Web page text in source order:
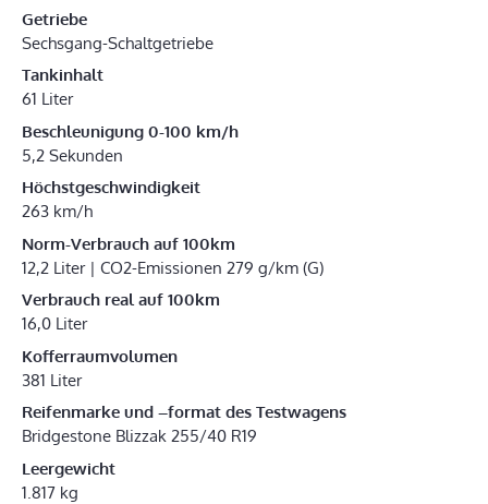
Getriebe
Sechsgang-Schaltgetriebe
Tankinhalt
61 Liter
Beschleunigung 0-100 km/h
5,2 Sekunden
Höchstgeschwindigkeit
263 km/h
Norm-Verbrauch auf 100km
12,2 Liter | CO2-Emissionen 279 g/km (G)
Verbrauch real auf 100km
16,0 Liter
Kofferraumvolumen
381 Liter
Reifenmarke und –format des Testwagens
Bridgestone Blizzak 255/40 R19
Leergewicht
1.817 kg